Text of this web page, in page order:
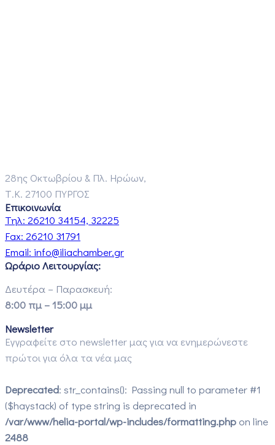
28ης Οκτωβρίου & Πλ. Ηρώων,
Τ.Κ. 27100 ΠΥΡΓΟΣ
Επικοινωνία
Τηλ: 26210 34154, 32225
Fax: 26210 31791
Email: info@iliachamber.gr
Ωράριο Λειτουργίας:
Δευτέρα – Παρασκευή:
8:00 πμ – 15:00 μμ
Newsletter
Εγγραφείτε στο newsletter μας για να ενημερώνεστε
πρώτοι για όλα τα νέα μας
Deprecated: str_contains(): Passing null to parameter #1
($haystack) of type string is deprecated in
/var/www/helia-portal/wp-includes/formatting.php on line
2488